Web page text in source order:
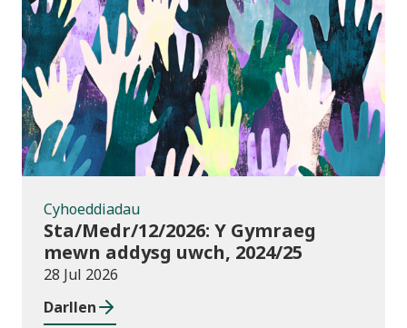
Cyhoeddiadau
Cyhoeddiadau
Sta/Medr/12/2026: Y Gymraeg
mewn addysg uwch, 2024/25
28 Jul 2026
Darllen